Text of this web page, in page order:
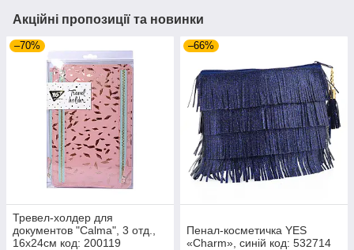
Акційні пропозиції та новинки
–70%
Тревел-холдер для
документов "Calma", 3 отд.,
16х24см код: 200119
–66%
Пенал-косметичка YES
«Charm», синій код: 532714